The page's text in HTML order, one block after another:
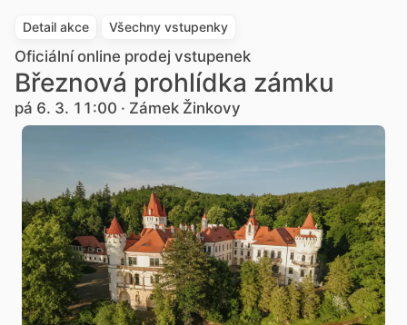
Detail akce Všechny vstupenky
Oficiální online prodej vstupenek
Březnová prohlídka zámku
pá 6. 3. 11:00 · Zámek Žinkovy